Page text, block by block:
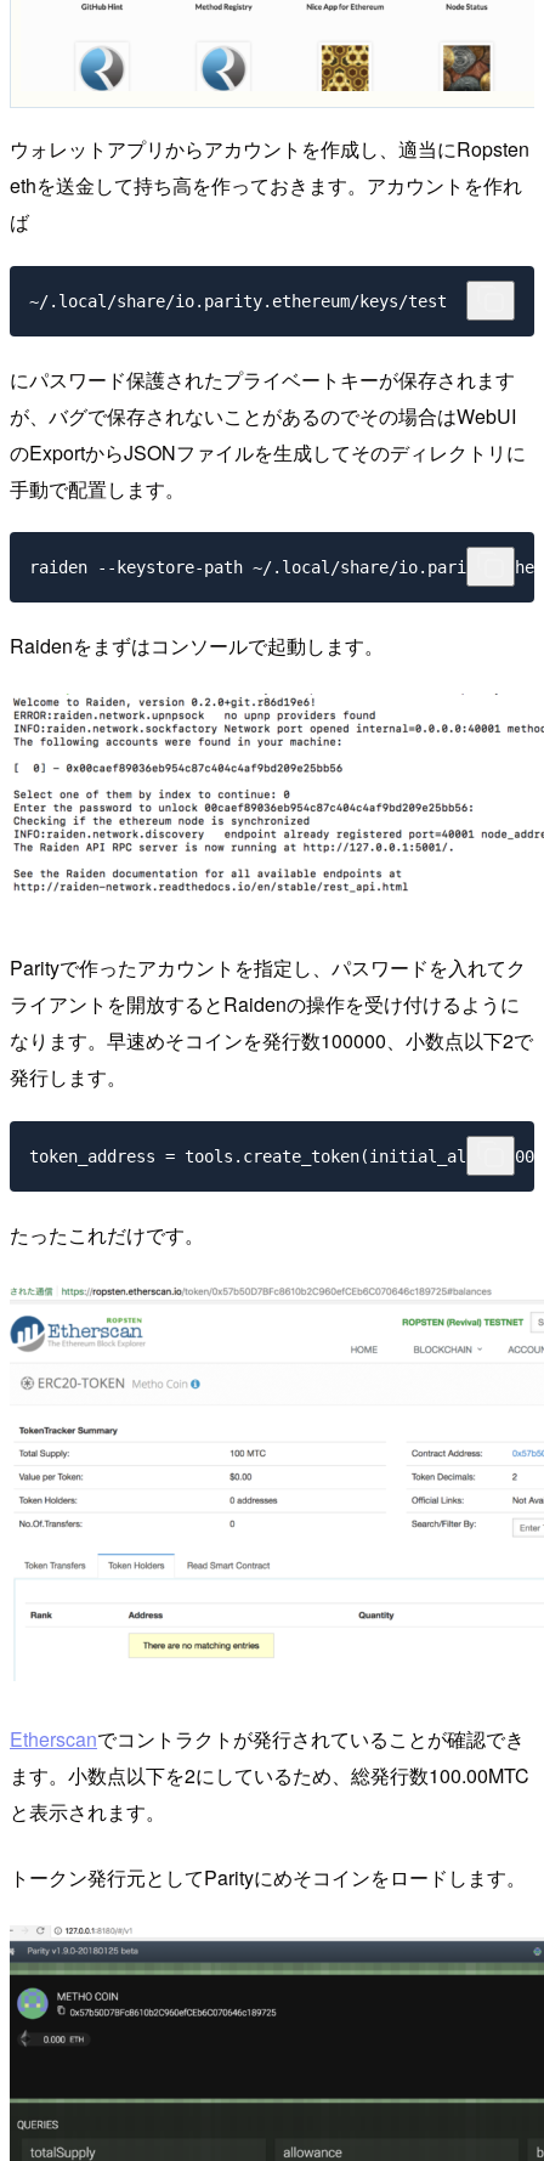
ウォレットアプリからアカウントを作成し、適当にRopsten
ethを送金して持ち高を作っておきます。アカウントを作れ
ば
~/.local/share/io.parity.ethereum/keys/test
にパスワード保護されたプライベートキーが保存されます
が、バグで保存されないことがあるのでその場合はWebUI
のExportからJSONファイルを生成してそのディレクトリに
手動で配置します。
raiden --keystore-path ~/.local/share/
Raidenをまずはコンソールで起動します。
Parityで作ったアカウントを指定し、パスワードを入れてク
ライアントを開放するとRaidenの操作を受け付けるように
なります。早速めそコインを発行数100000、小数点以下2で
発行します。
token_address =
たったこれだけです。
Etherscanでコントラクトが発行されていることが確認でき
ます。小数点以下を2にしているため、総発行数100.00MTC
と表示されます。
トークン発行元としてParityにめそコインをロードします。